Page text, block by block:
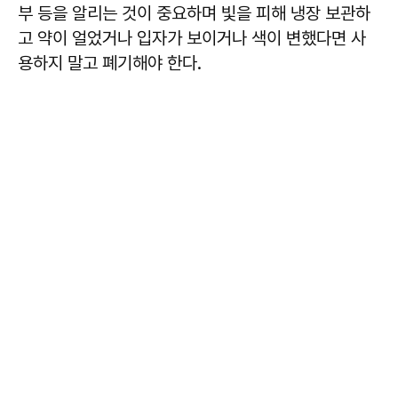
부 등을 알리는 것이 중요하며 빛을 피해 냉장 보관하
고 약이 얼었거나 입자가 보이거나 색이 변했다면 사
용하지 말고 폐기해야 한다.